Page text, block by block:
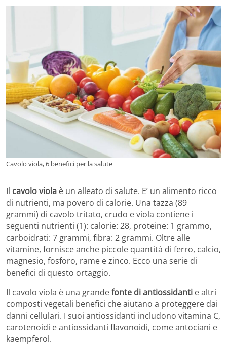
Cavolo viola, 6 benefici per la salute
Il cavolo viola è un alleato di salute. E’ un alimento ricco
di nutrienti, ma povero di calorie. Una tazza (89
grammi) di cavolo tritato, crudo e viola contiene i
seguenti nutrienti (1): calorie: 28, proteine: 1 grammo,
carboidrati: 7 grammi, fibra: 2 grammi. Oltre alle
vitamine, fornisce anche piccole quantità di ferro, calcio,
magnesio, fosforo, rame e zinco. Ecco una serie di
benefici di questo ortaggio.
Il cavolo viola è una grandefonte di antiossidanti e altri
composti vegetali benefici che aiutano a proteggere dai
danni cellulari. I suoi antiossidanti includono vitamina C,
carotenoidi e antiossidanti flavonoidi, come antociani e
kaempferol.